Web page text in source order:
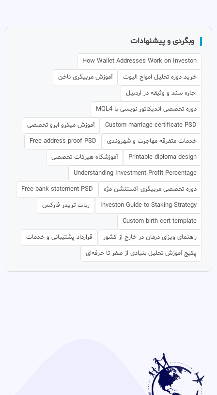
وبگردی و پیشنهادات
How Wallet Addresses Work on Investon
خرید دوره تحلیل امواج الیوت
آموزش مربیگری ناخن
اجاره سند و وثیقه در اردبیل
دوره تخصصی اندیکاتور نویسی با MQL4
Custom marriage certificate PSD
آموزش میکرو ابرو تخصصی
خدمات متفرقه مهاجرت و شهروندی
Free address proof PSD
Printable diploma design
آموزشگاه هیرکات تخصصی
Understanding Investment Profit Percentage
دوره تخصصی مربیگری اکستنشن مژه
Free bank statement PSD
Investon Guide to Staking Strategy
ربات تریدر فارکس
Custom birth cert template
راهنمای ویزای درمان در خارج از کشور
قرارداد پشتیبانی و خدمات
پکیج آموزش تحلیل بنیادی از صفر تا حرفه‌ای